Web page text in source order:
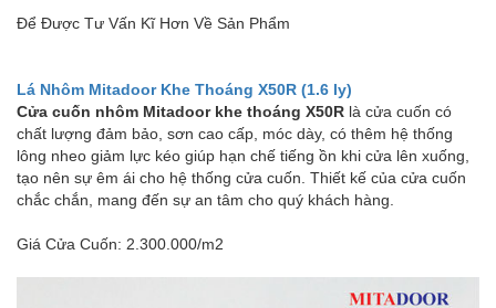
Để Được Tư Vấn Kĩ Hơn Về Sản Phẩm
Lá Nhôm Mitadoor Khe Thoáng X50R (1.6 ly)
Cửa cuốn nhôm Mitadoor khe thoáng X50R là cửa cuốn có
chất lượng đảm bảo, sơn cao cấp, móc dày, có thêm hệ thống
lông nheo giảm lực kéo giúp hạn chế tiếng ồn khi cửa lên xuống,
tạo nên sự êm ái cho hệ thống cửa cuốn. Thiết kế của cửa cuốn
chắc chắn, mang đến sự an tâm cho quý khách hàng.
Giá Cửa Cuốn: 2.300.000/m2